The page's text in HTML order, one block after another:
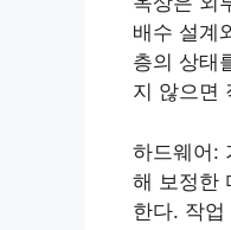
배수 설계
층의 상태
지 않으면
하드웨어:
해 보정한
한다. 작